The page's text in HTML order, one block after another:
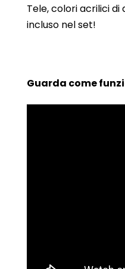
Tele, colori acrilici
incluso nel set!
Guarda come